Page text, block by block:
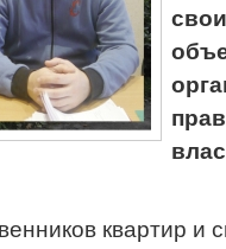
квартир и